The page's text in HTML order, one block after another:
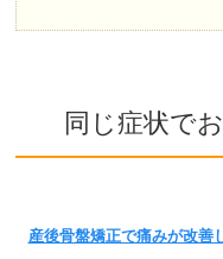
同じ症状で
産後骨盤矯正で痛みが改善